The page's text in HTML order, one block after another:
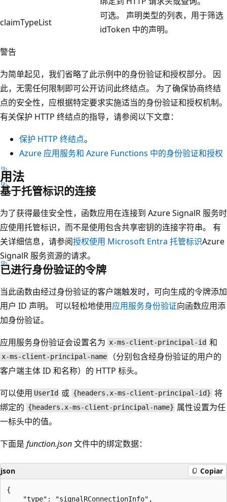
claimTypeList
可选。 声明类型的列表，用于筛选
idToken 中的声明。
警告
为简单起见，我们省略了此示例中的身份验证和授权部分。 因
此，无需任何限制即可公开访问此终结点。 为了确保协商终结
点的安全性，应根据特定要求实施适当的身份验证和授权机制。
有关保护 HTTP 终结点的指导，请参阅以下文章：
保护 HTTP 终结点。
Azure 应用服务和 Azure Functions 中的身份验证和授权
用法
基于托管标识的连接
为了获得最佳安全性，函数应用在连接到 Azure SignalR 服务时
应使用托管标识，而不是使用包含共享密钥的连接字符串。 有
关详细信息，请参阅授权使用 Microsoft Entra 托管标识Azure
SignalR 服务资源的请求。
已进行身份验证的令牌
当此函数由经过身份验证的客户端触发时，可向生成的令牌添加
用户 ID 声明。 可以轻松地使用应用服务身份验证向函数应用添
加身份验证。
应用服务身份验证会设置名为 x-ms-client-principal-id 和
x-ms-client-principal-name
（分别包含经身份验证的用户的
客户端主体 ID 和名称）的 HTTP 标头。
可以使用 UserId 或 {headers.x-ms-client-principal-id} 将
绑定的 {headers.x-ms-client-principal-name} 属性设置为任
一标头中的值。
下面是 function.json文件中的绑定数据：
json Copiar
{
    "type": "signalRConnectionInfo",